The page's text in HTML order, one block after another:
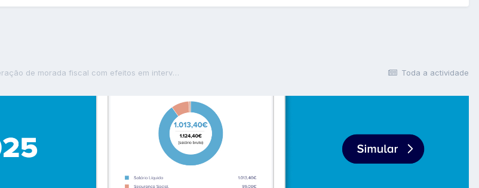
Toda a actividade
Mais Valias é possível pedir alteração de morada fiscal com efeitos em intervalo temporal após venda de imóvel